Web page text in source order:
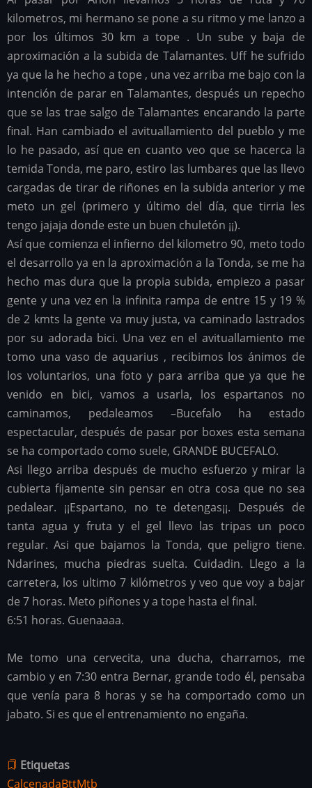
kilometros, mi hermano se pone a su ritmo y me lanzo a
por los últimos 30 km a tope . Un sube y baja de
aproximación a la subida de Talamantes. Uff he sufrido
ya que la he hecho a tope , una vez arriba me bajo con la
intención de parar en Talamantes, después un repecho
que se las trae salgo de Talamantes encarando la parte
final. Han cambiado el avituallamiento del pueblo y me
lo he pasado, así que en cuanto veo que se hacerca la
temida Tonda, me paro, estiro las lumbares que las llevo
cargadas de tirar de riñones en la subida anterior y me
meto un gel (primero y último del día, que tirria les
tengo jajaja donde este un buen chuletón ¡¡).
Así que comienza el infierno del kilometro 90, meto todo
el desarrollo ya en la aproximación a la Tonda, se me ha
hecho mas dura que la propia subida, empiezo a pasar
gente y una vez en la infinita rampa de entre 15 y 19 %
de 2 kmts la gente va muy justa, va caminado lastrados
por su adorada bici. Una vez en el avituallamiento me
tomo una vaso de aquarius , recibimos los ánimos de
los voluntarios, una foto y para arriba que ya que he
venido en bici, vamos a usarla, los espartanos no
caminamos, pedaleamos –Bucefalo ha estado
espectacular, después de pasar por boxes esta semana
se ha comportado como suele, GRANDE BUCEFALO.
Asi llego arriba después de mucho esfuerzo y mirar la
cubierta fijamente sin pensar en otra cosa que no sea
pedalear. ¡¡Espartano, no te detengas¡¡. Después de
tanta agua y fruta y el gel llevo las tripas un poco
regular. Asi que bajamos la Tonda, que peligro tiene.
Ndarines, mucha piedras suelta. Cuidadin. Llego a la
carretera, los ultimo 7 kilómetros y veo que voy a bajar
de 7 horas. Meto piñones y a tope hasta el final.
6:51 horas. Guenaaaa.
Me tomo una cervecita, una ducha, charramos, me
cambio y en 7:30 entra Bernar, grande todo él, pensaba
que venía para 8 horas y se ha comportado como un
jabato. Si es que el entrenamiento no engaña.
Etiquetas
CalcenadaBttMtb